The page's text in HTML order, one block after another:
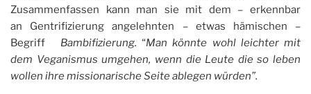
Zusammenfassen kann man sie mit dem – erkennbar
an Gentrifizierung angelehnten – etwas hämischen –
Begriff Bambifizierung. “Man könnte wohl leichter mit
dem Veganismus umgehen, wenn die Leute die so leben
wollen ihre missionarische Seite ablegen würden”.